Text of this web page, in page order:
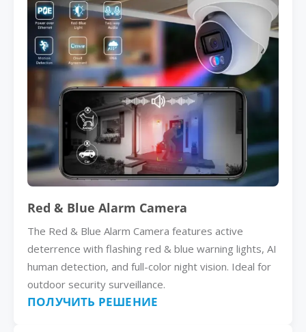
Red & Blue Alarm Camera
The Red & Blue Alarm Camera features active
deterrence with flashing red & blue warning lights, AI
human detection, and full-color night vision. Ideal for
outdoor security surveillance.
ПОЛУЧИТЬ РЕШЕНИЕ